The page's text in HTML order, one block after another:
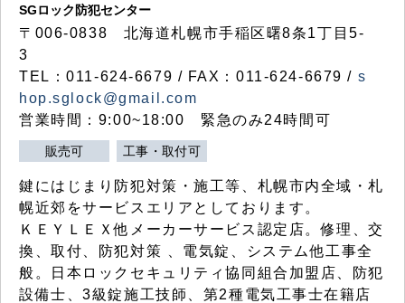
SGロック防犯センター
〒006-0838 北海道札幌市手稲区曙8条1丁目5-
3
TEL：011-624-6679 / FAX：011-624-6679 / s
hop.sglock@gmail.com
営業時間：9:00~18:00 緊急のみ24時間可
販売可 工事・取付可
鍵にはじまり防犯対策・施工等、札幌市内全域・札
幌近郊をサービスエリアとしております。
ＫＥＹＬＥＸ他メーカーサービス認定店。修理、交
換、取付、防犯対策 、電気錠、システム他工事全
般。日本ロックセキュリティ協同組合加盟店、防犯
設備士、3級錠施工技師、第2種電気工事士在籍店